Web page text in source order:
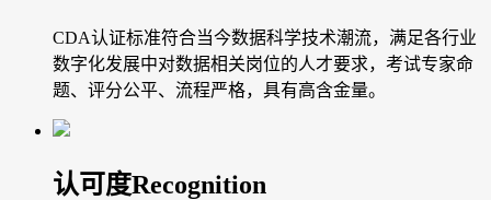
CDA认证标准符合当今数据科学技术潮流，满足各行业
数字化发展中对数据相关岗位的人才要求，考试专家命
题、评分公平、流程严格，具有高含金量。
认可度Recognition